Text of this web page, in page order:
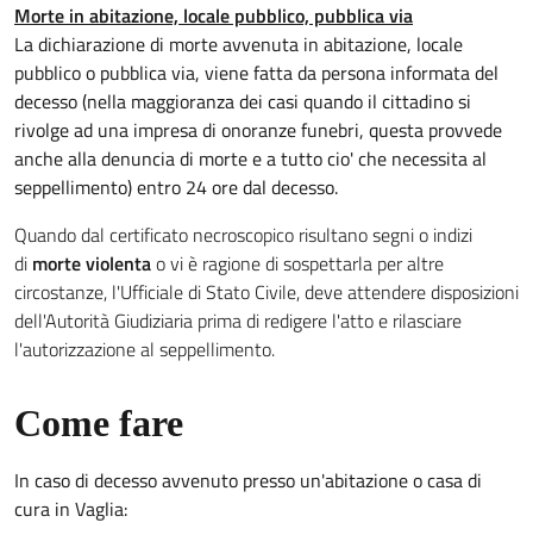
Morte in abitazione, locale pubblico, pubblica via
La dichiarazione di morte avvenuta in abitazione, locale
pubblico o pubblica via, viene fatta da persona informata del
decesso (nella maggioranza dei casi quando il cittadino si
rivolge ad una impresa di onoranze funebri, questa provvede
anche alla denuncia di morte e a tutto cio' che necessita al
seppellimento) entro 24 ore dal decesso.
Quando dal certificato necroscopico risultano segni o indizi
di morte violentao vi è ragione di sospettarla per altre
circostanze, l'Ufficiale di Stato Civile, deve attendere disposizioni
dell'Autorità Giudiziaria prima di redigere l'atto e rilasciare
l'autorizzazione al seppellimento.
Come fare
In caso di decesso avvenuto presso un'abitazione o casa di
cura in Vaglia: